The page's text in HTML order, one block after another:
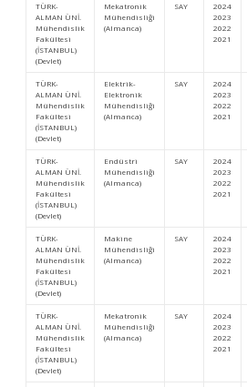
TÜRK-
ALMAN ÜNİ.
Mühendislik
Fakültesi
(İSTANBUL)
(Devlet)
Mekatronik
Mühendisliği
(Almanca)
SAY
2024
2023
2022
2021
TÜRK-
ALMAN ÜNİ.
Mühendislik
Fakültesi
(İSTANBUL)
(Devlet)
Elektrik-
Elektronik
Mühendisliği
(Almanca)
SAY
2024
2023
2022
2021
TÜRK-
ALMAN ÜNİ.
Mühendislik
Fakültesi
(İSTANBUL)
(Devlet)
Endüstri
Mühendisliği
(Almanca)
SAY
2024
2023
2022
2021
TÜRK-
ALMAN ÜNİ.
Mühendislik
Fakültesi
(İSTANBUL)
(Devlet)
Makine
Mühendisliği
(Almanca)
SAY
2024
2023
2022
2021
TÜRK-
ALMAN ÜNİ.
Mühendislik
Fakültesi
(İSTANBUL)
(Devlet)
Mekatronik
Mühendisliği
(Almanca)
SAY
2024
2023
2022
2021